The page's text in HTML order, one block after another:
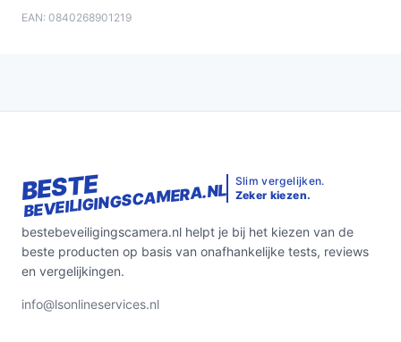
EAN: 0840268901219
BESTE
BEVEILIGINGSCAMERA.NL Slim vergelijken.
Zeker kiezen.
bestebeveiligingscamera.nl helpt je bij het kiezen van de
beste producten op basis van onafhankelijke tests, reviews
en vergelijkingen.
info@lsonlineservices.nl